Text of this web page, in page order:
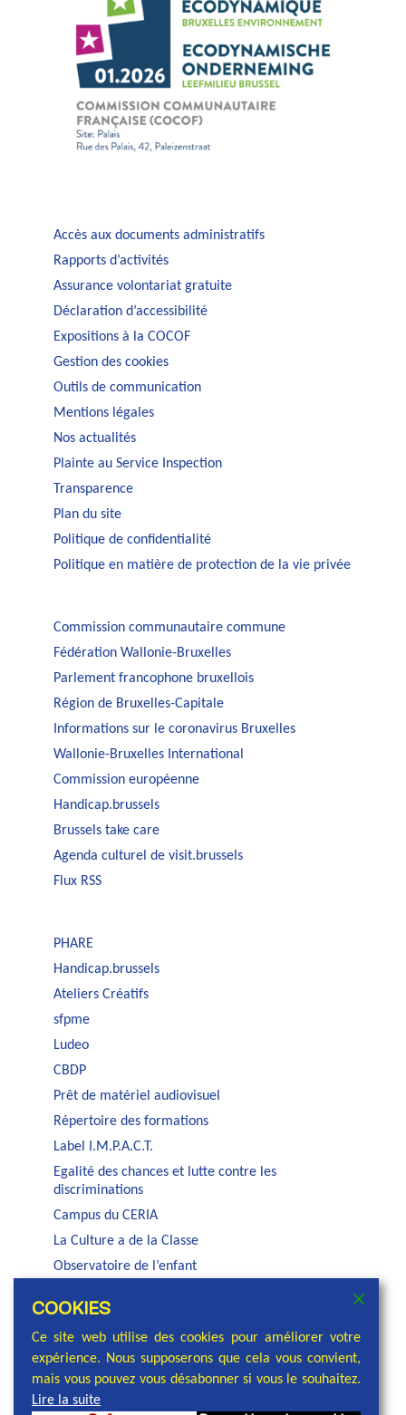
Accès aux documents administratifs
Rapports d’activités
Assurance volontariat gratuite
Déclaration d’accessibilité
Expositions à la COCOF
Gestion des cookies
Outils de communication
Mentions légales
Nos actualités
Plainte au Service Inspection
Transparence
Plan du site
Politique de confidentialité
Politique en matière de protection de la vie privée
Commission communautaire commune
Fédération Wallonie-Bruxelles
Parlement francophone bruxellois
Région de Bruxelles-Capitale
Informations sur le coronavirus Bruxelles
Wallonie-Bruxelles International
Commission européenne
Handicap.brussels
Brussels take care
Agenda culturel de visit.brussels
Flux RSS
PHARE
Handicap.brussels
Ateliers Créatifs
sfpme
Ludeo
CBDP
Prêt de matériel audiovisuel
Répertoire des formations
Label I.M.P.A.C.T.
Egalité des chances et lutte contre les
discriminations
Campus du CERIA
La Culture a de la Classe
Observatoire de l’enfant
Service PSE de la COCOF
COOKIES
Ce site web utilise des cookies pour améliorer votre
expérience. Nous supposerons que cela vous convient,
mais vous pouvez vous désabonner si vous le souhaitez.
Lire la suite